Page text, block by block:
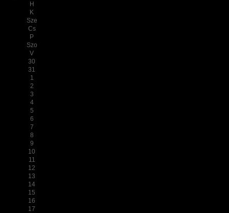
H
K
Sze
Cs
P
Szo
V
30
31
1
2
3
4
5
6
7
8
9
10
11
12
13
14
15
16
17